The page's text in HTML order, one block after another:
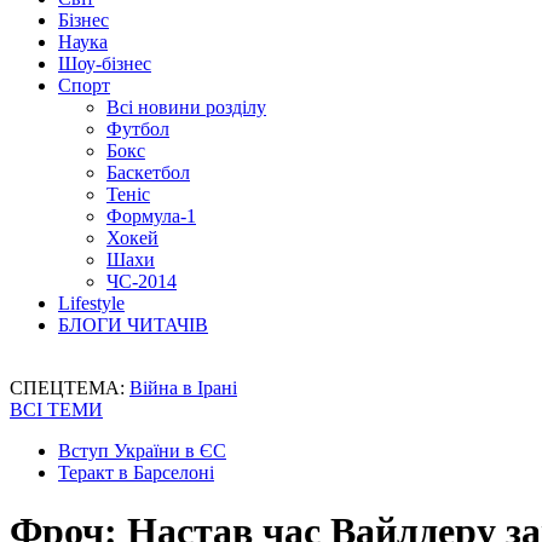
Бізнес
Наука
Шоу-бізнес
Спорт
Всі новини розділу
Футбол
Бокс
Баскетбол
Теніс
Формула-1
Хокей
Шахи
ЧС-2014
Lifestyle
БЛОГИ ЧИТАЧІВ
СПЕЦТЕМА: Війна в Ірані
ВСІ ТЕМИ
Вступ України в ЄС
Теракт в Барселоні
Фроч: Настав час Вайлдеру